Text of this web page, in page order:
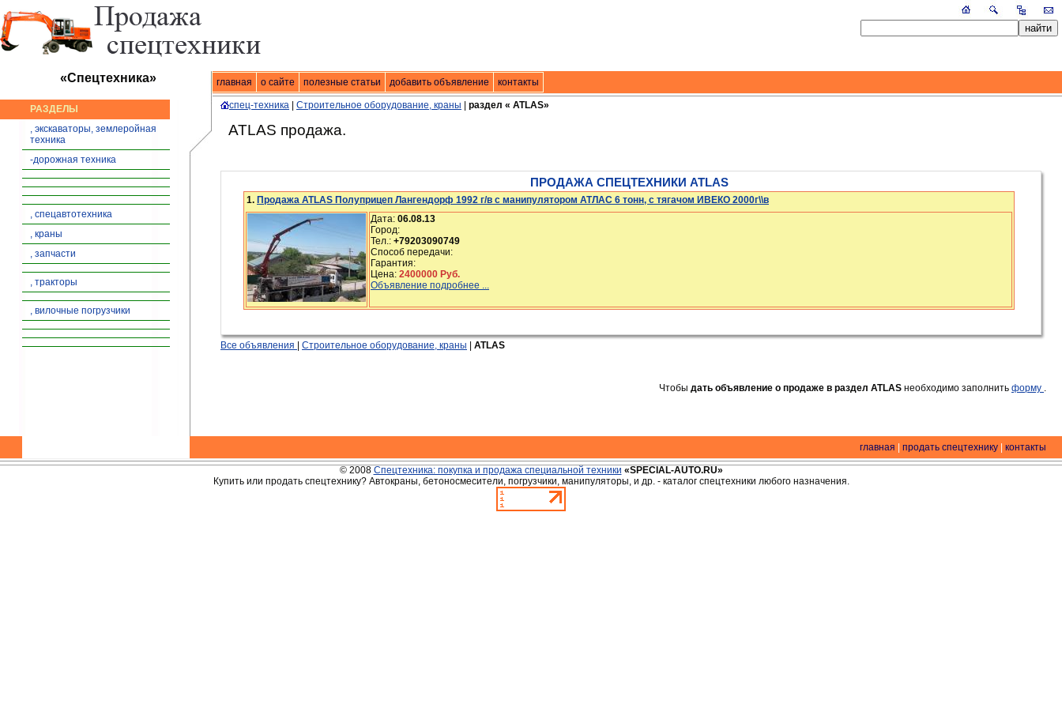
главная о сайте полезные статьи добавить объявление контакты
«Спецтехника» Спецтехника| продажа спец. техники|контакты
РАЗДЕЛЫ
, экскаваторы, землеройная
техника
-дорожная техника
, спецавтотехника
, краны
, запчасти
, тракторы
, вилочные погрузчики
спец-техника Строительное оборудование, краны раздел « ATLAS»
ATLAS продажа.
ПРОДАЖА СПЕЦТЕХНИКИ ATLAS
1. Продажа ATLAS Полуприцеп Лангендорф 1992 г/в с манипулятором АТЛАС 6 тонн, с тягачом ИВЕКО 2000г\\в
Дата: 06.08.13
Город:
Тел.: +79203090749
Способ передачи:
Гарантия:
Цена: 2400000 Руб.
Объявление подробнее ...
Все объявления Строительное оборудование, краны ATLAS
Чтобы дать объявление о продаже в раздел ATLAS необходимо заполнить форму .
главная продать спецтехнику контакты
© 2008 Спецтехника: покупка и продажа специальной техники «SPECIAL-AUTO.RU»
Купить или продать спецтехнику? Автокраны, бетоносмесители, погрузчики, манипуляторы, и др. - каталог спецтехники любого назначения.